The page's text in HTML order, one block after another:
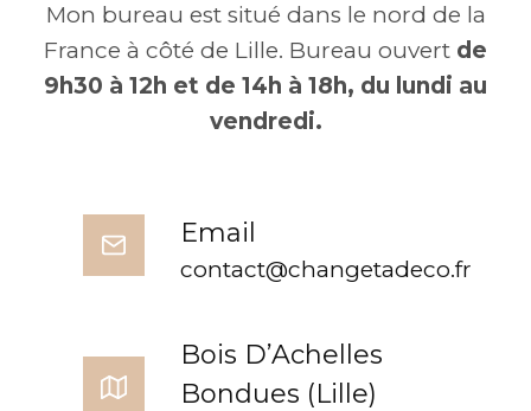
Mon bureau est situé dans le nord de la
France à côté de Lille. Bureau ouvert de
9h30 à 12h et de 14h à 18h, du lundi au
vendredi.
Email
contact@changetadeco.fr
Bois D’Achelles
Bondues (Lille)